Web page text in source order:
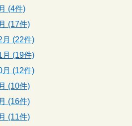
(4件)
(17件)
月 (22件)
月 (19件)
月 (12件)
(10件)
(16件)
(11件)